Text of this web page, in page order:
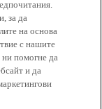
за да
на основа
с нашите
ни помогне да
и да